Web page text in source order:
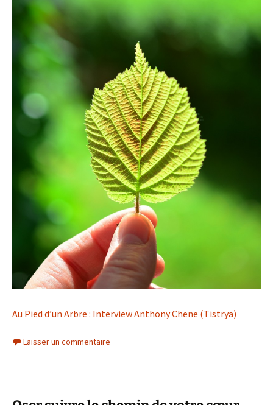
Au Pied d’un Arbre : Interview Anthony Chene (Tistrya)
Laisser un commentaire